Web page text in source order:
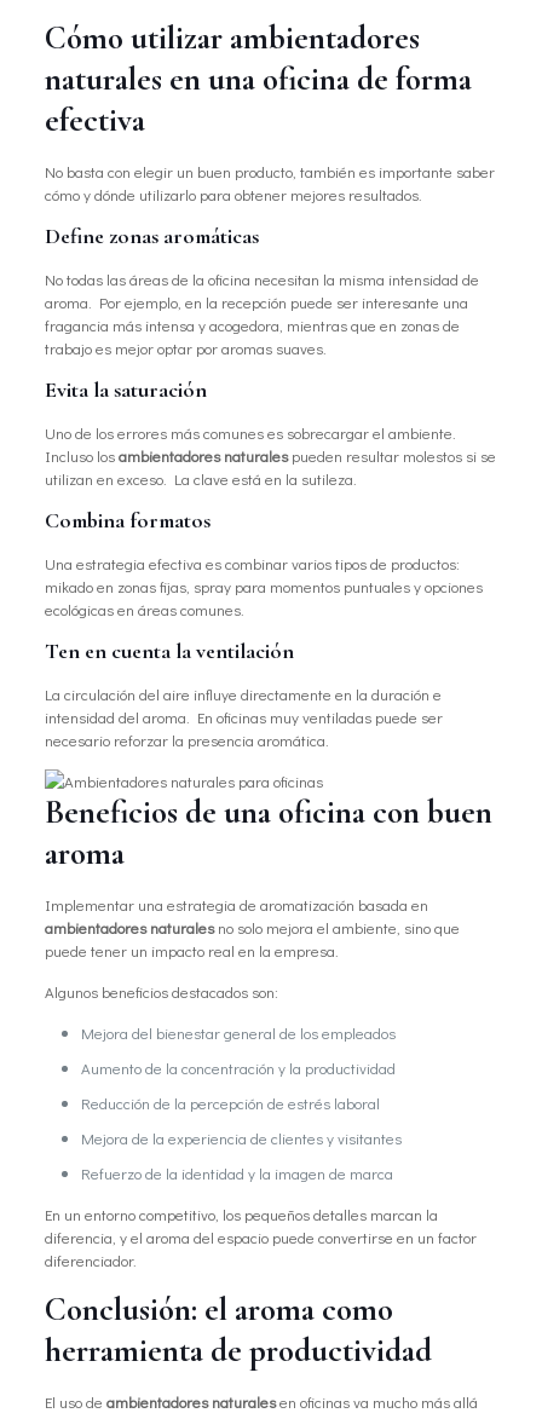
Cómo utilizar ambientadores
naturales en una oficina de forma
efectiva
No basta con elegir un buen producto, también es importante saber
cómo y dónde utilizarlo para obtener mejores resultados.
Define zonas aromáticas
No todas las áreas de la oficina necesitan la misma intensidad de
aroma. Por ejemplo, en la recepción puede ser interesante una
fragancia más intensa y acogedora, mientras que en zonas de
trabajo es mejor optar por aromas suaves.
Evita la saturación
Uno de los errores más comunes es sobrecargar el ambiente.
Incluso losambientadores naturalespueden resultar molestos si se
utilizan en exceso. La clave está en la sutileza.
Combina formatos
Una estrategia efectiva es combinar varios tipos de productos:
mikado en zonas fijas, spray para momentos puntuales y opciones
ecológicas en áreas comunes.
Ten en cuenta la ventilación
La circulación del aire influye directamente en la duración e
intensidad del aroma. En oficinas muy ventiladas puede ser
necesario reforzar la presencia aromática.
Beneficios de una oficina con buen
aroma
Implementar una estrategia de aromatización basada en
ambientadores naturalesno solo mejora el ambiente, sino que
puede tener un impacto real en la empresa.
Algunos beneficios destacados son:
Mejora del bienestar general de los empleados
Aumento de la concentración y la productividad
Reducción de la percepción de estrés laboral
Mejora de la experiencia de clientes y visitantes
Refuerzo de la identidad y la imagen de marca
En un entorno competitivo, los pequeños detalles marcan la
diferencia, y el aroma del espacio puede convertirse en un factor
diferenciador.
Conclusión: el aroma como
herramienta de productividad
El uso de ambientadores naturalesen oficinas va mucho más allá